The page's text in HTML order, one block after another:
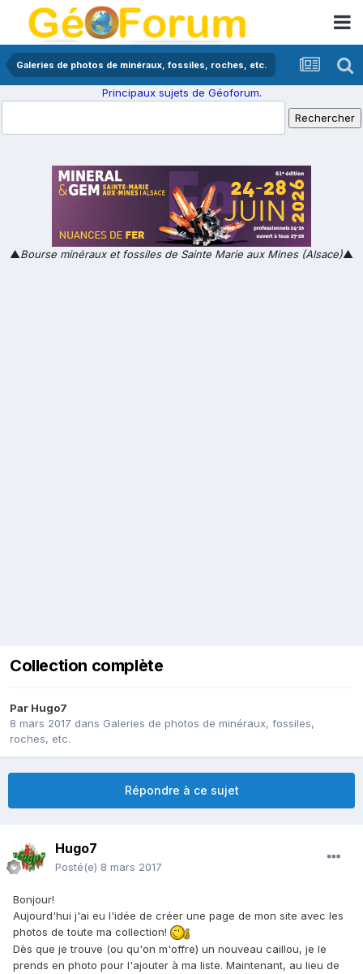
Galeries de photos de minéraux, fossiles, roches, etc.
Principaux sujets de Géoforum.
▲Bourse minéraux et fossiles de Sainte Marie aux Mines (Alsace)▲
Collection complète
Par Hugo7
8 mars 2017 dans Galeries de photos de minéraux, fossiles,
roches, etc.
Répondre à ce sujet
Hugo7
Posté(e) 8 mars 2017
Bonjour!
Aujourd'hui j'ai eu l'idée de créer une page de mon site avec les
photos de toute ma collection!
Dès que je trouve (ou qu'on m'offre) un nouveau caillou, je le
prends en photo pour l'ajouter à ma liste. Maintenant, au lieu de